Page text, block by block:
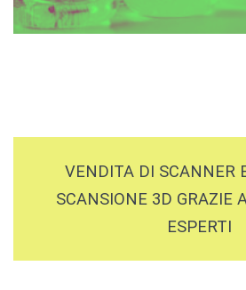
VENDITA DI SCANNER
SCANSIONE 3D GRAZIE
ESPERTI